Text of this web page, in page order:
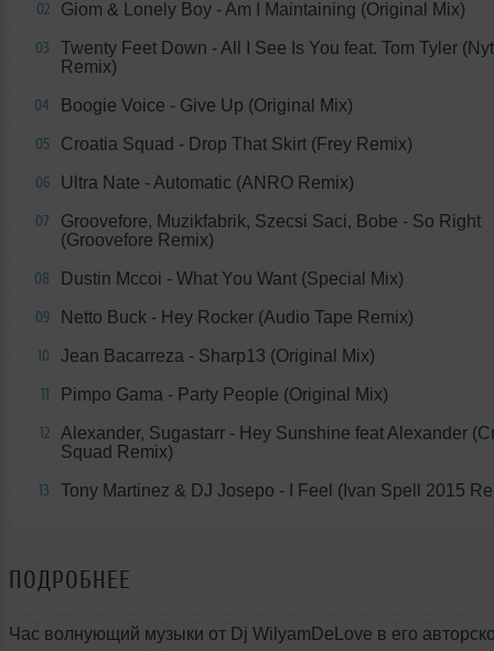
02 Giom & Lonely Boy - Am I Maintaining (Original Mix)
03
Twenty Feet Down - All I See Is You feat. Tom Tyler
Remix)
04 Boogie Voice - Give Up (Original Mix)
05 Croatia Squad - Drop That Skirt (Frey Remix)
06 Ultra Nate - Automatic (ANRO Remix)
07
Groovefore, Muzikfabrik, Szecsi Saci, Bobe - So Right
(Groovefore Remix)
08 Dustin Mccoi - What You Want (Special Mix)
09 Netto Buck - Hey Rocker (Audio Tape Remix)
10 Jean Bacarreza - Sharp13 (Original Mix)
11 Pimpo Gama - Party People (Original Mix)
12
Alexander, Sugastarr - Hey Sunshine feat Alexander
Squad Remix)
13 Tony Martinez & DJ Josepo - I Feel (Ivan Spell 2015
ПОДРОБНЕЕ
Час волнующий музыки от Dj WilyamDeLove в его